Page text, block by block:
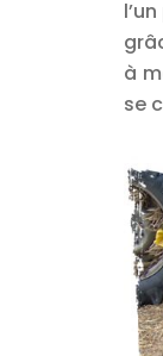
à
se